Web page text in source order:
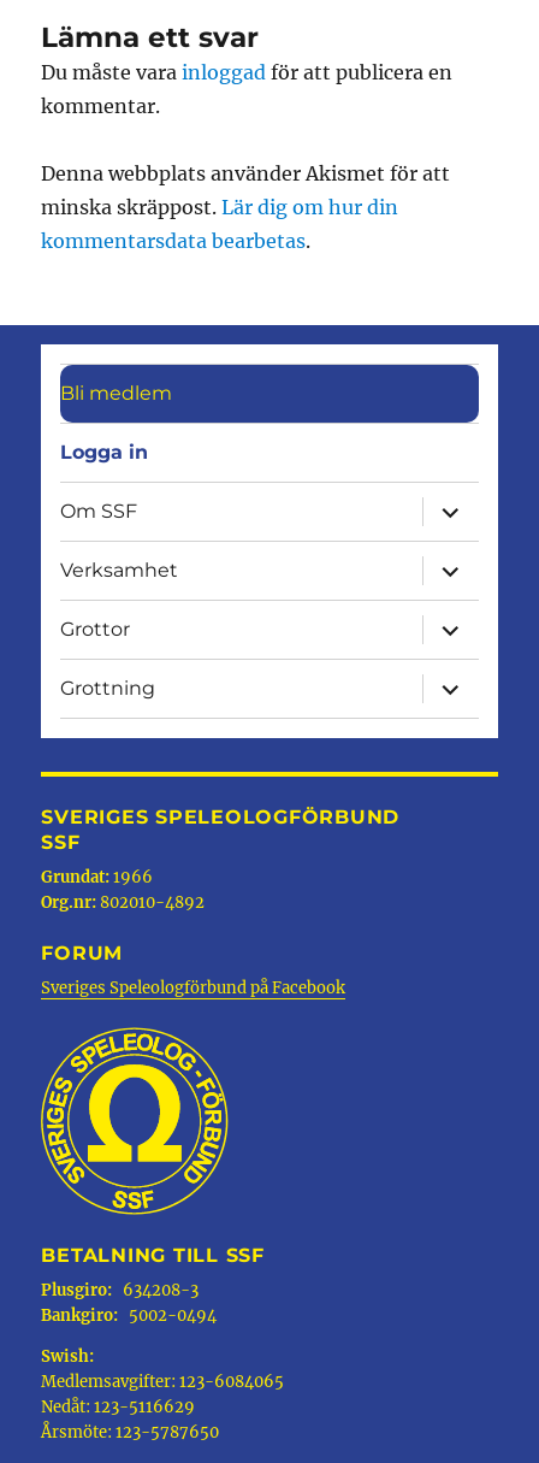
Lämna ett svar
Du måste varainloggad för att publicera en
kommentar.
Denna webbplats använder Akismet för att
minska skräppost.Lär dig om hur din
kommentarsdata bearbetas.
Bli medlem
Logga in
Om SSF
expandera
Verksamhet
expandera
Grottor
expandera
Grottning
expandera
SVERIGES SPELEOLOGFÖRBUND
SSF
Grundat:1966
Org.nr:802010-4892
FORUM
Sveriges Speleologförbund på Facebook
BETALNING TILL SSF
Plusgiro: 634208-3
Bankgiro: 5002-0494
Swish:
Medlemsavgifter: 123-6084065
Nedåt: 123-5116629
Årsmöte: 123-5787650